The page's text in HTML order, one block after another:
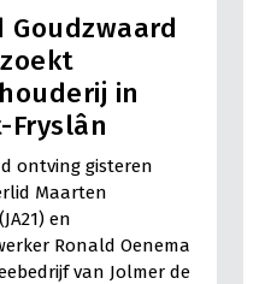
Goudzwaard
in
Fryslân
ontving gisteren
Maarten
en
Ronald Oenema
van Jolmer de